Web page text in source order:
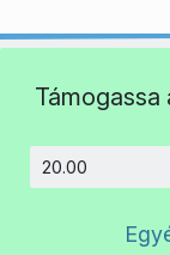
Támogassa